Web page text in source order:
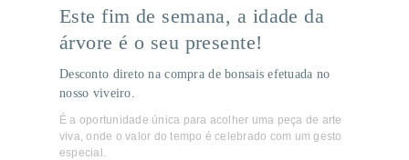
Este fim de semana, a idade da
árvore é o seu presente!
Desconto direto na compra de bonsais efetuada no
nosso viveiro.
É a oportunidade única para acolher uma peça de arte
viva, onde o valor do tempo é celebrado com um gesto
especial.